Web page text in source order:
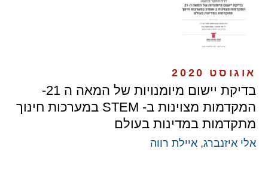
אוגוסט 2020
בדיקת יישום מיומנויות של המאה ה 21-
המקדמות מצוינות ב- STEM במערכות חינוך
מתקדמות במדינות בעולם
אלי איזנברג, איילת רווה